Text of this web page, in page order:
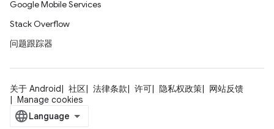
Google Mobile Services
Stack Overflow
问题跟踪器
关于 Android 社区 法律条款 许可 隐私权政策
网站反馈
Manage cookies